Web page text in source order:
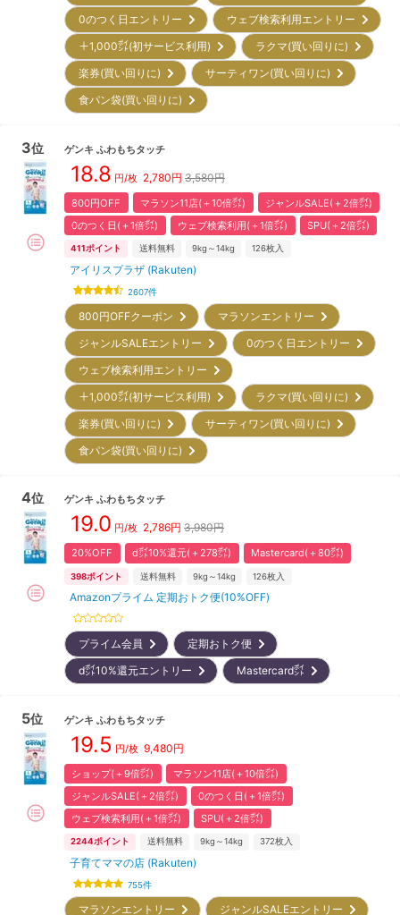
0のつく日エントリー
ウェブ検索利用エントリー
＋1,000㌽(初サービス利用)
ラクマ(買い回りに)
楽券(買い回りに)
サーティワン(買い回りに)
食パン袋(買い回りに)
3位 ゲンキ ふわもちタッチ
18.8 円/枚 2,780円 3,580円
800円OFF マラソン11店(＋10倍㌽)
ジャンルSALE(＋2倍㌽)
0のつく日(＋1倍㌽)
ウェブ検索利用(＋1倍㌽) SPU(＋2倍㌽)
411ポイント 送料無料 9kg～14kg 126枚入
アイリスプラザ (Rakuten)
2607件
800円OFFクーポン
マラソンエントリー
ジャンルSALEエントリー
0のつく日エントリー
ウェブ検索利用エントリー
＋1,000㌽(初サービス利用)
ラクマ(買い回りに)
楽券(買い回りに)
サーティワン(買い回りに)
食パン袋(買い回りに)
4位 ゲンキ ふわもちタッチ
19.0 円/枚 2,786円 3,980円
20%OFF d㌽10%還元(＋278㌽) Mastercard(＋80㌽)
398ポイント 送料無料 9kg～14kg 126枚入
Amazonプライム 定期おトク便(10%OFF)
プライム会員
定期おトク便
d㌽10%還元エントリー
Mastercard㌽
5位 ゲンキ ふわもちタッチ
19.5 円/枚 9,480円
ショップ(＋9倍㌽)
マラソン11店(＋10倍㌽)
ジャンルSALE(＋2倍㌽)
0のつく日(＋1倍㌽)
ウェブ検索利用(＋1倍㌽)
SPU(＋2倍㌽)
2244ポイント 送料無料 9kg～14kg 372枚入
子育てママの店 (Rakuten)
755件
マラソンエントリー
ジャンルSALEエントリー